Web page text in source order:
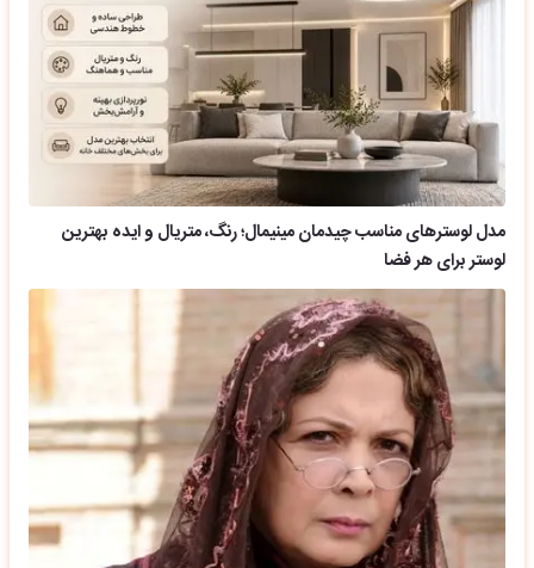
مدل لوسترهای مناسب چیدمان مینیمال؛ رنگ، متریال و ایده بهترین
لوستر برای هر فضا